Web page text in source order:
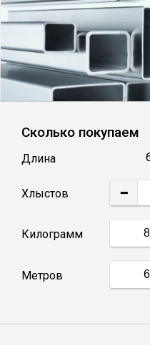
Швеллер
Квадрат
Полоса
Катанка
Сколько покупаем
Длина
Хлыстов −
Килограмм
Метров